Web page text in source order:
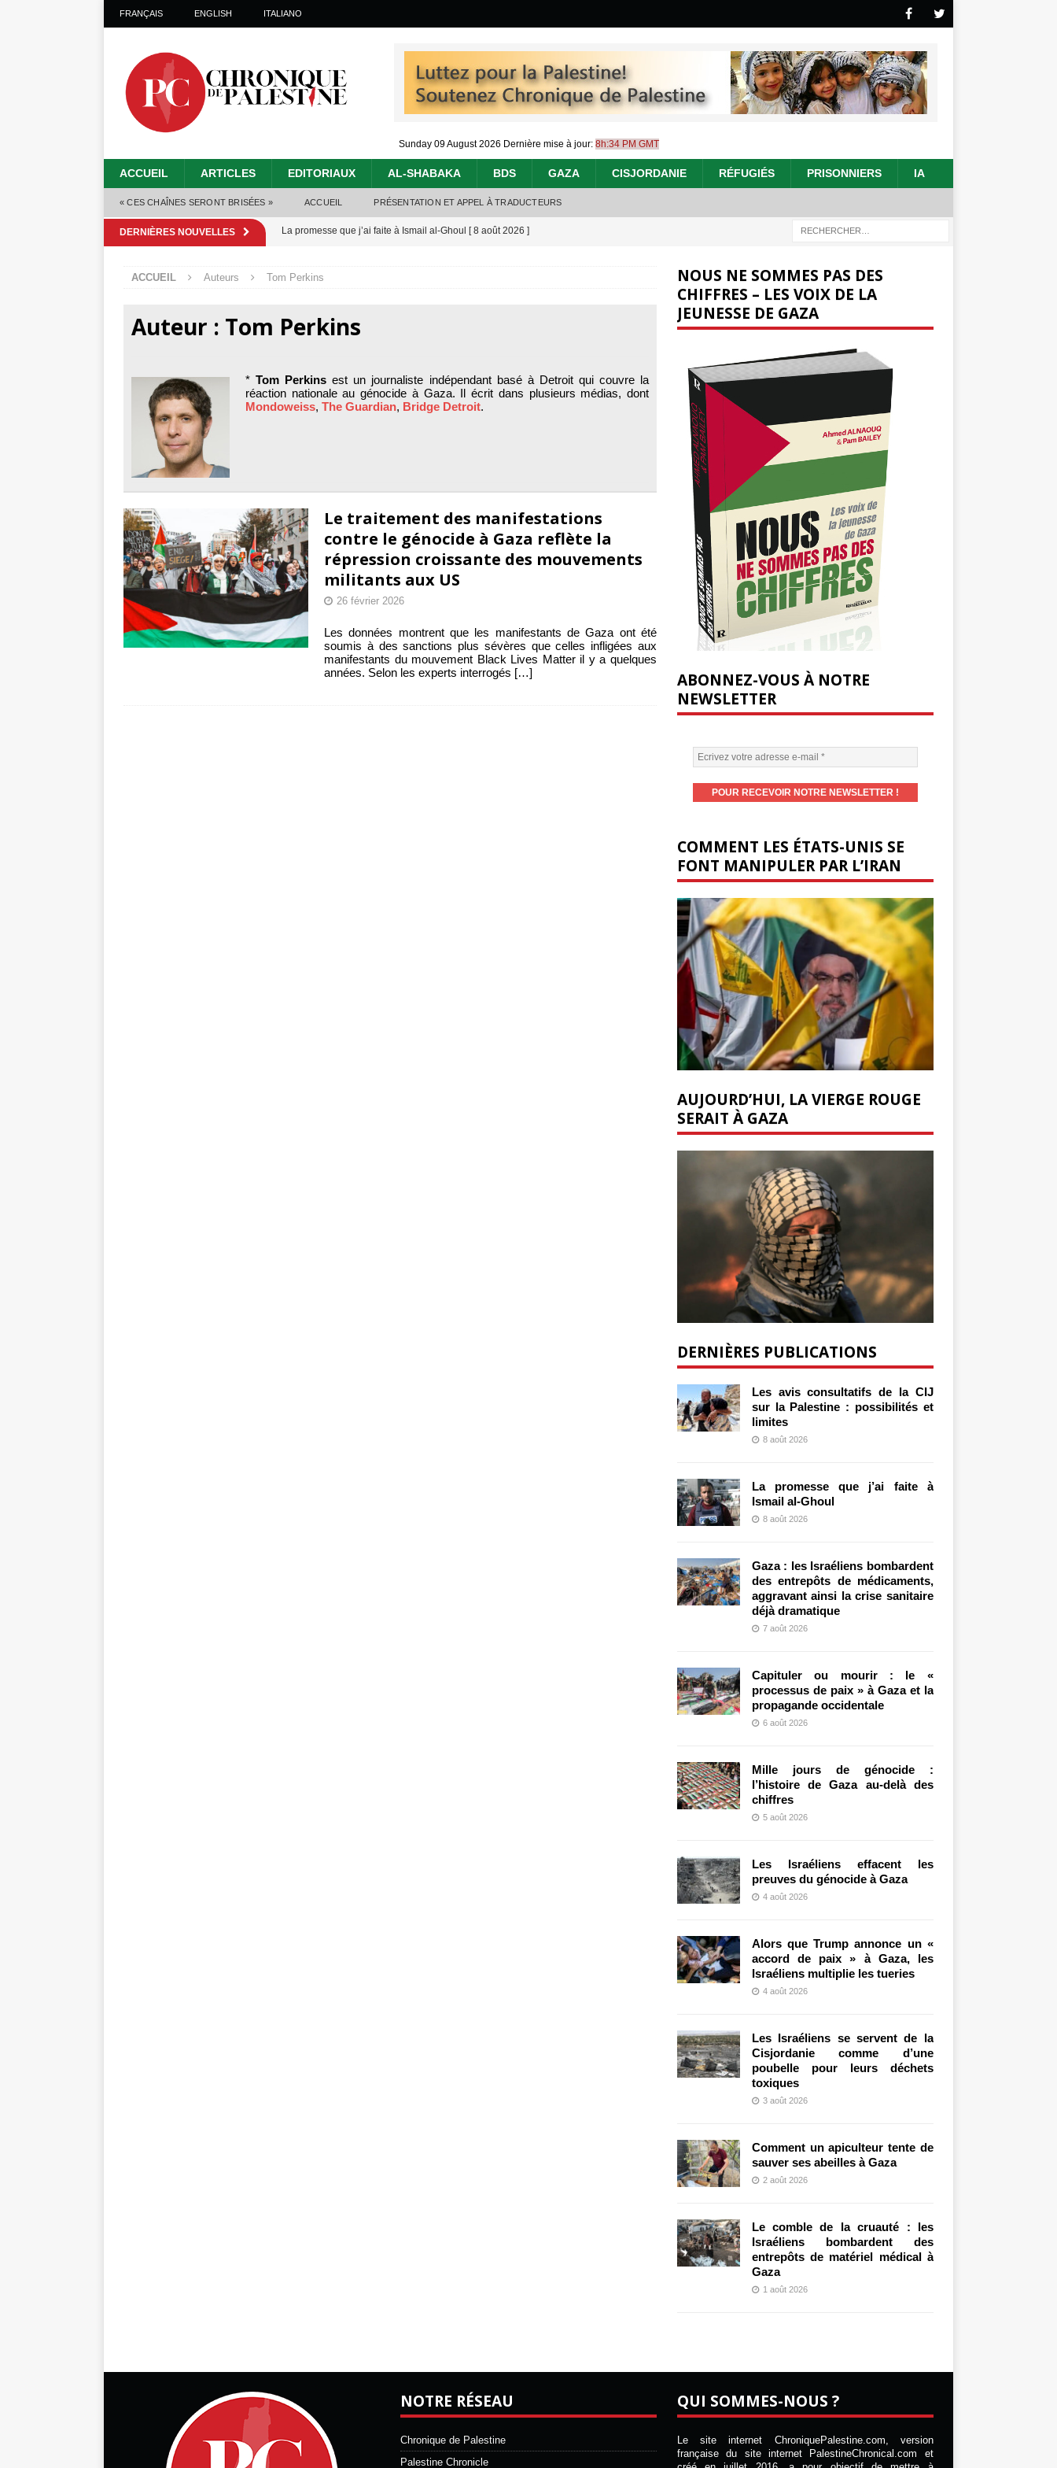
FRANÇAIS ENGLISH ITALIANO
Sunday 09 August 2026 Dernière mise à jour: 8h:34 PM GMT
ACCUEIL ARTICLES EDITORIAUX AL-SHABAKA BDS GAZA CISJORDANIE RÉFUGIÉS PRISONNIERS IA
« CES CHAÎNES SERONT BRISÉES » ACCUEIL PRÉSENTATION ET APPEL À TRADUCTEURS
DERNIÈRES NOUVELLES La promesse que j’ai faite à Ismail al-Ghoul [ 8 août 2026 ]
crise sanitaire déjà dramatique
6 août 2026 ]
Les avis consultatifs de la CIJ sur la Palestine : possibilités et limites[ 8 août 2026 ]
ACCUEIL Auteurs Tom Perkins
Auteur : Tom Perkins
*Tom Perkins est un journaliste indépendant basé à Detroit qui couvre la
réaction nationale au génocide à Gaza. Il écrit dans plusieurs médias, dont
Mondoweiss, The Guardian, Bridge Detroit.
Le traitement des manifestations
contre le génocide à Gaza reflète la
répression croissante des mouvements
militants aux US
26 février 2026
Les données montrent que les manifestants de Gaza ont été
soumis à des sanctions plus sévères que celles infligées aux
manifestants du mouvement Black Lives Matter il y a quelques
années. Selon les experts interrogés […]
NOUS NE SOMMES PAS DES
CHIFFRES – LES VOIX DE LA
JEUNESSE DE GAZA
ABONNEZ-VOUS À NOTRE
NEWSLETTER
COMMENT LES ÉTATS-UNIS SE
FONT MANIPULER PAR L’IRAN
AUJOURD’HUI, LA VIERGE ROUGE
SERAIT À GAZA
DERNIÈRES PUBLICATIONS
Les avis consultatifs de la CIJ
sur la Palestine : possibilités et
limites
8 août 2026
La promesse que j’ai faite à
Ismail al-Ghoul
8 août 2026
Gaza : les Israéliens bombardent
des entrepôts de médicaments,
aggravant ainsi la crise sanitaire
déjà dramatique
7 août 2026
Capituler ou mourir : le «
processus de paix » à Gaza et la
propagande occidentale
6 août 2026
Mille jours de génocide :
l’histoire de Gaza au-delà des
chiffres
5 août 2026
Les Israéliens effacent les
preuves du génocide à Gaza
4 août 2026
Alors que Trump annonce un «
accord de paix » à Gaza, les
Israéliens multiplie les tueries
4 août 2026
Les Israéliens se servent de la
Cisjordanie comme d’une
poubelle pour leurs déchets
toxiques
3 août 2026
Comment un apiculteur tente de
sauver ses abeilles à Gaza
2 août 2026
Le comble de la cruauté : les
Israéliens bombardent des
entrepôts de matériel médical à
Gaza
1 août 2026
NOTRE RÉSEAU
Chronique de Palestine
Palestine Chronicle
QUI SOMMES-NOUS ?
Le site internet ChroniquePalestine.com, version
française du site internet PalestineChronical.com et